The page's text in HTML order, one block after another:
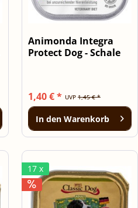
Animonda Integra
Protect Dog - Schale
UVP 1,45 € *
1,40 € *
In den Warenkorb
17 x